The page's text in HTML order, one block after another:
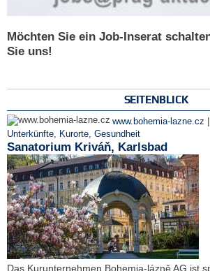
Möchten Sie ein Job-Inserat
Sie uns!
SEITENBLICK
www.bohemia-lazne.cz |
Unterkünfte, Kurorte, Gesundheit
Sanatorium Kriváň, Karlsbad
Das Kurunternehmen Bohemia-lázně AG ist